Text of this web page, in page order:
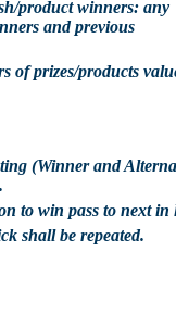
product winners: any
and previous
of prizes/products
(Winner and
to win pass to next in
shall be repeated.